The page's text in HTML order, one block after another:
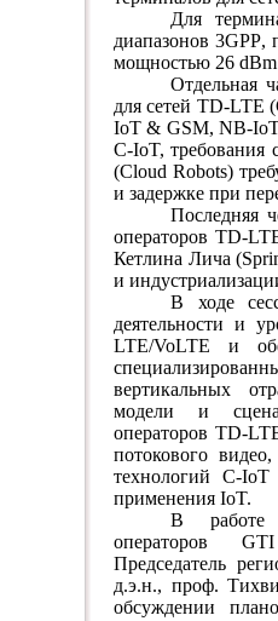
Для
диапазонов 3GPP,
мощностью 26 dBm
Отдельная
для сетей TD-LTE
IoT & GSM, NB-
С-IoT, требования
(Cloud Robots)
и задержке при
Последняя
операторов TD-
Кетлина Лича (
и
В ходе
деятельности и
LTE/VoLTE и
вертикальных
модели и
операторов TD-
потокового
технологий С-IoT
применения IoT.
В работе
операторов
Председатель
д.э.н., проф.
обсуждении